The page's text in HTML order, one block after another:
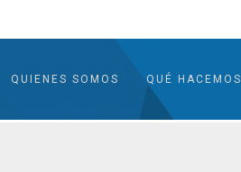
QUIENES SOMOS QUÉ HACEMOS